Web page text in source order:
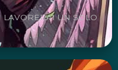
UN SOLO